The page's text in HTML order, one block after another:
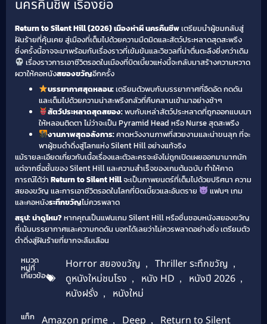
นครคืนชีพ เรื่องย่อ
Return to Silent Hill (2026) เมืองห่าผี นครคืนชีพเตรียมนำผู้ชมกลับสู่
ฝันร้ายที่คุ้นเคย สู่เมืองที่เต็มไปด้วยความมืดมิดและสัตว์ประหลาดสุดสะพรึง
ซึ่งครั้งนี้อาจจะมาพร้อมกับเรื่องราวที่เข้มข้นและวิชวลที่น่าตื่นตะลึงยิ่งกว่าเดิม
เรื่องราวการเอาชีวิตรอดในเมืองที่บิดเบี้ยวแห่งนี้จะกลับมาสร้างความหวาด
ผวาให้คอหนังสยองขวัญอีกครั้ง
บรรยากาศสุดหลอน:เตรียมตัวพบกับบรรยากาศที่อึดอัด กดดัน
และเต็มไปด้วยความน่าสะพรึงกลัวที่คืบคลานเข้ามาอย่างช้าๆ
สัตว์ประหลาดสุดสยอง:พบกับเหล่าสัตว์ประหลาดที่ถูกออกแบบมา
ให้หลอนติดตา ไม่ว่าจะเป็น Pyramid Head หรือ Nurse สุดสะพรึง
งานภาพสุดอลังการ:คาดหวังงานภาพที่สวยงามและน่าขนลุก ที่จะ
พาผู้ชมดำดิ่งสู่โลกแห่ง Silent Hill อย่างแท้จริง
แม้รายละเอียดเกี่ยวกับเนื้อเรื่องและตัวละครจะยังไม่ถูกเปิดเผยออกมามากนัก
แต่จากชื่อชั้นของ Silent Hill และความสำเร็จของเกมต้นฉบับ ทำให้คาด
การณ์ได้ว่า Return to Silent Hillจะเป็นภาพยนตร์ที่เต็มไปด้วยปริศนา ความ
สยองขวัญ และการเอาชีวิตรอดในโลกที่บิดเบี้ยวและอันตราย
แฟนๆ เกม
และคอหนังระทึกขวัญไม่ควรพลาด
สรุป: น่าดูไหม?หากคุณเป็นแฟนเกม Silent Hill หรือชื่นชอบหนังสยองขวัญ
ที่เน้นบรรยากาศและความกดดัน บอกได้เลยว่าไม่ควรพลาดอย่างยิ่ง เตรียมตัว
ดำดิ่งสู่ฝันร้ายที่ยากจะลืมเลือน
หมวด
หมู่ที่
เกี่ยวข้อง
Horror สยองขวัญ , Thriller ระทึกขวัญ ,
ดูหนังใหม่ชนโรง , หนัง HD , หนังปี 2026 ,
หนังฝรั่ง , หนังใหม่
แท็ก Amazon prime , Deep ,
Return to Silent